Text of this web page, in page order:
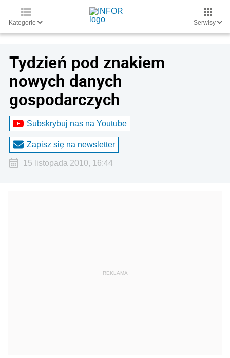
Kategorie Serwisy
Tydzień pod znakiem
nowych danych
gospodarczych
Subskrybuj nas na Youtube
Zapisz się na newsletter
15 listopada 2010, 16:44